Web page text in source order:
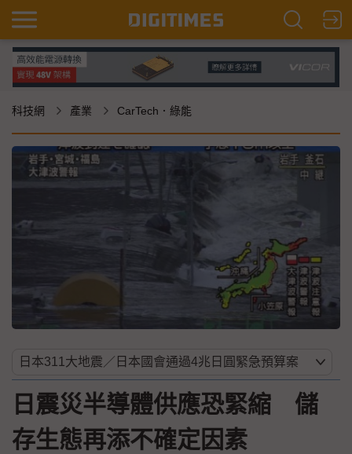
科技網 產業 CarTech．綠能
日震災半導體供應恐緊縮 儲
存生態再添不確定因素